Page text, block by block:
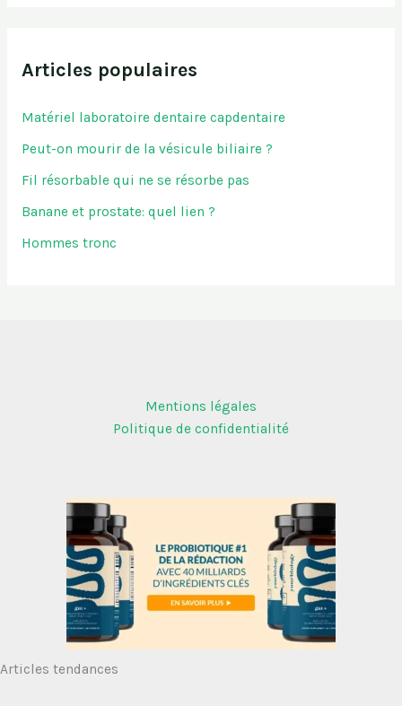
Articles populaires
Matériel laboratoire dentaire capdentaire
Peut-on mourir de la vésicule biliaire ?
Fil résorbable qui ne se résorbe pas
Banane et prostate: quel lien ?
Hommes tronc
Mentions légales
Politique de confidentialité
Articles tendances